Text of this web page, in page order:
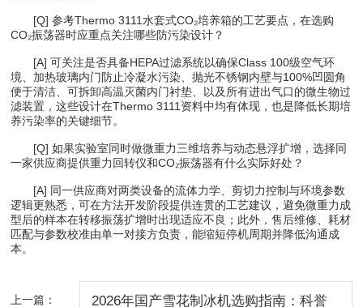
[Q] 参考Thermo 3111水套式CO₂培养箱的工艺要点，在选购
CO₂振荡器时应重点关注哪些防污染设计？
[A] 可关注是否具备HEPA过滤系统以确保Class 100级空气环
境、加热玻璃内门防止冷凝水污染、抛光不锈钢内壁与100%凹圆角
便于清洁、可拆卸高温灭菌内门衬垫、以及所有进出气口的微生物过
滤装置，这些设计在Thermo 3111资料中均有体现，也是降低长期培
养污染率的关键细节。
[Q] 如果实验室同时做微重力三维培养与动态悬浮扩增，选择同
一家供应商提供重力回转仪和CO₂振荡器有什么实际好处？
[A] 同一供应商对两类设备的流体力学、剪切力控制与环境参数
逻辑更熟悉，可在方法开发阶段提供连贯的工艺建议，避免微重力成
型后的样本在转移振荡扩增时出现适应不良；此外，售后维修、耗材
匹配与参数校准由单一对接方负责，能缩短停机周期并降低沟通成
本。
上一篇： 2026年国产雪花制冰机选购指南：科誉